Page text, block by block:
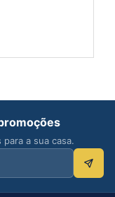
a sua casa.